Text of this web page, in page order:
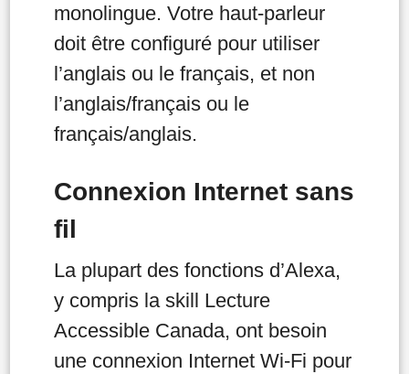
monolingue. Votre haut-parleur
doit être configuré pour utiliser
l’anglais ou le français, et non
l’anglais/français ou le
français/anglais.
Connexion Internet sans
fil
La plupart des fonctions d’Alexa,
y compris la skill Lecture
Accessible Canada, ont besoin
une connexion Internet Wi-Fi pour